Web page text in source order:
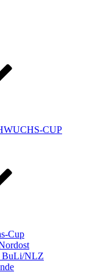
CUP
Cup
BuLi/NLZ